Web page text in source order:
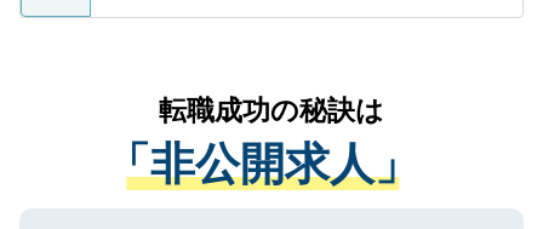
ているすべての個人データはご本人の許可
は、個人情報の取り扱いについての厳密な
管理基準を満たした事業者のみに付与され
る、プライバシーマークを取得済みです。
ご登録いただいた個人情報は、SSL（デー
かがいして、現在の医療機関の状況や紹介
経験をまじえながら、適切なアドバイスを
させていただきます。すぐにご転職をされ
ない方には、長期的なサポートが可能です
ので、まずはご登録ください。
転職成功の秘訣は
「非公開求人」